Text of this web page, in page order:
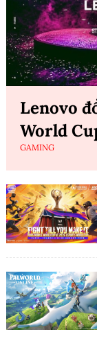
Lenovo
World
GAMING